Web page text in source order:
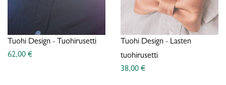
Tuohi Design - Tuohirusetti
62,00 €
Tuohi Design - Lasten
tuohirusetti
38,00 €